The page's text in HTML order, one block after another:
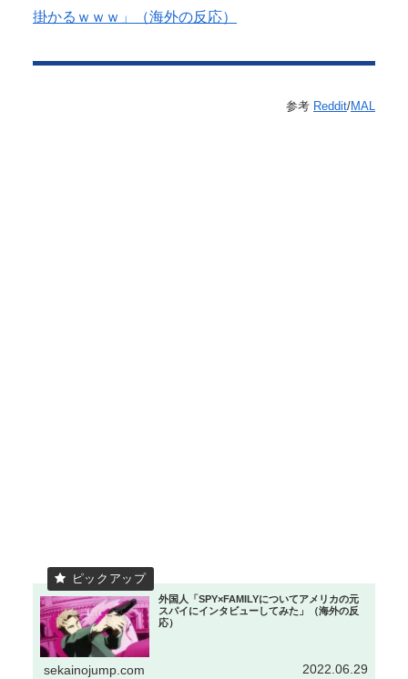
掛かるｗｗｗ」（海外の反応）
参考 Reddit/MAL
外国人「SPY×FAMILYについてアメリカの元
スパイにインタビューしてみた」（海外の反
応）
sekainojump.com 2022.06.29